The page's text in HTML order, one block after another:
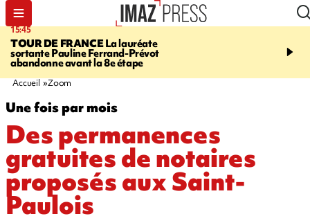
15:45
TOUR DE FRANCELa lauréate
sortante Pauline Ferrand-Prévot
abandonne avant la 8e étape
20:17
routière, concours de
Accueil Zoom
Une fois par mois
Des permanences
gratuites de notaires
proposés aux Saint-
Paulois